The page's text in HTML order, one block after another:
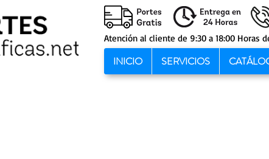
Atención al cliente de 9:30 a 18:00 Horas
INICIO SERVICIOS